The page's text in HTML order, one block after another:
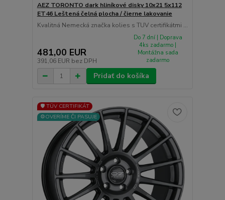
AEZ TORONTO dark hliníkové disky 10x21 5x112
ET46 Leštená čelná plocha / čierne lakovanie
Kvalitná Nemecká značka kolies s TUV certifikátmi ...
481,00 EUR
391,06 EUR bez DPH
Do 7 dní | Doprava
4ks zadarmo |
Montážna sada
zadarmo
Pridať do košíka
🛡️ TÜV CERTIFIKÁT
⚙️OVERÍME ČI PASUJE